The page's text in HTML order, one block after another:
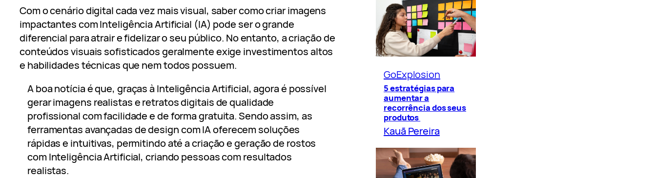
Com o cenário digital cada vez mais visual, saber como criar imagens
impactantes com Inteligência Artificial (IA) pode ser o grande
diferencial para atrair e fidelizar o seu público. No entanto, a criação de
conteúdos visuais sofisticados geralmente exige investimentos altos
e habilidades técnicas que nem todos possuem.
A boa notícia é que, graças à Inteligência Artificial, agora é possível
gerar imagens realistas e retratos digitais de qualidade
profissional com facilidade e de forma gratuita. Sendo assim, as
ferramentas avançadas de design com IA oferecem soluções
rápidas e intuitivas, permitindo até a criação e geração de rostos
com Inteligência Artificial, criando pessoas com resultados
realistas.
GoExplosion
5 estratégias para
aumentar a
recorrência dos seus
produtos
Kauã Pereira